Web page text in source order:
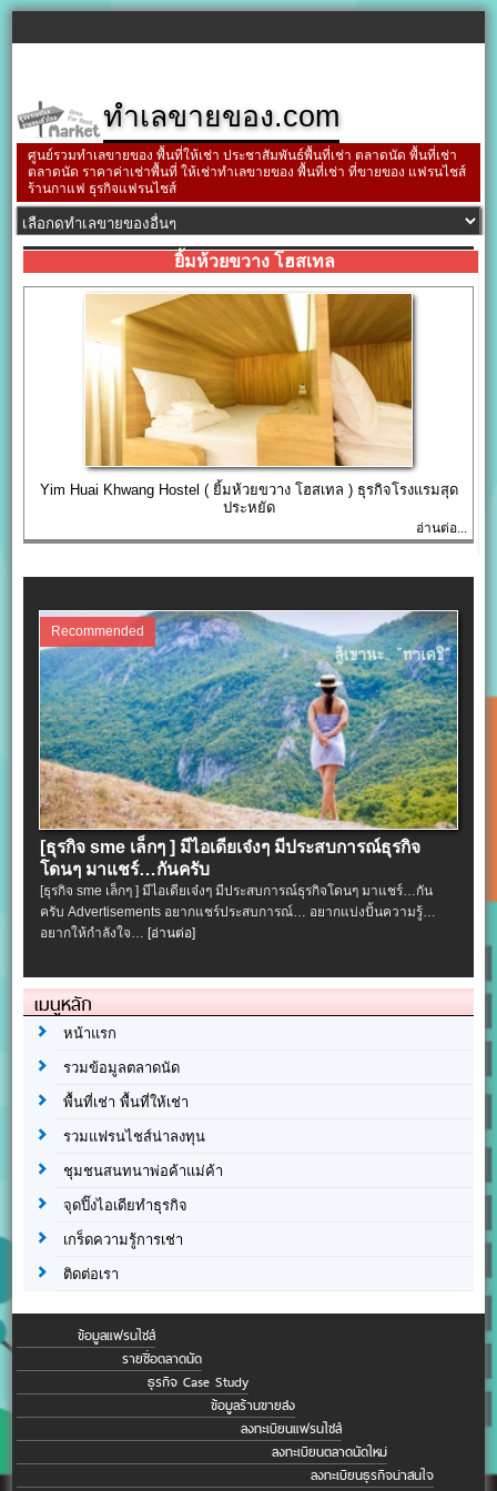
ทำเลขายของ.com
ศูนย์รวมทำเลขายของ พื้นที่ให้เช่า ประชาสัมพันธ์พื้นที่เช่า ตลาดนัด พื้นที่เช่า
ตลาดนัด ราคาค่าเช่าพื้นที่ ให้เช่าทำเลขายของ พื้นที่เช่า ที่ขายของ แฟรนไชส์
ร้านกาแฟ ธุรกิจแฟรนไชส์
ยิ้มห้วยขวาง โฮสเทล
Yim Huai Khwang Hostel ( ยิ้มห้วยขวาง โฮสเทล ) ธุรกิจโรงแรมสุด
ประหยัด
อ่านต่อ...
Recommended
[ธุรกิจ sme เล็กๆ ] มีไอเดียเจ๋งๆ มีประสบการณ์ธุรกิจ
โดนๆ มาแชร์…กันครับ
[ธุรกิจ sme เล็กๆ ] มีไอเดียเจ๋งๆ มีประสบการณ์ธุรกิจโดนๆ มาแชร์…กัน
ครับ Advertisements อยากแชร์ประสบการณ์… อยากแบ่งปั้นความรู้…
อยากให้กำลังใจ…[อ่านต่อ]
เมนูหลัก
หน้าแรก
รวมข้อมูลตลาดนัด
พื้นที่เช่า พื้นที่ให้เช่า
รวมแฟรนไชส์น่าลงทุน
ชุมชนสนทนาพ่อค้าแม่ค้า
จุดปิ๊งไอเดียทำธุรกิจ
เกร็ดความรู้การเช่า
ติดต่อเรา
ข้อมูลแฟรนไชส์
รายชื่อตลาดนัด
ธุรกิจ Case Study
ข้อมูลร้านขายส่ง
ลงทะเบียนแฟรนไชส์
ลงทะเบียนตลาดนัดใหม่
ลงทะเบียนธุรกิจน่าสนใจ